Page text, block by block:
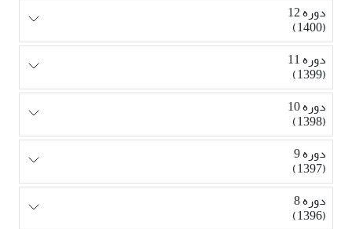
دوره 12
(1400)
دوره 11
(1399)
دوره 10
(1398)
دوره 9
(1397)
دوره 8
(1396)